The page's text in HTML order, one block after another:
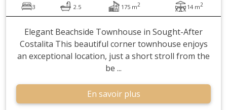
3 2.5 175 m2 14 m2
Elegant Beachside Townhouse in Sought-After
Costalita This beautiful corner townhouse enjoys
an exceptional location, just a short stroll from the
be ...
En savoir plus